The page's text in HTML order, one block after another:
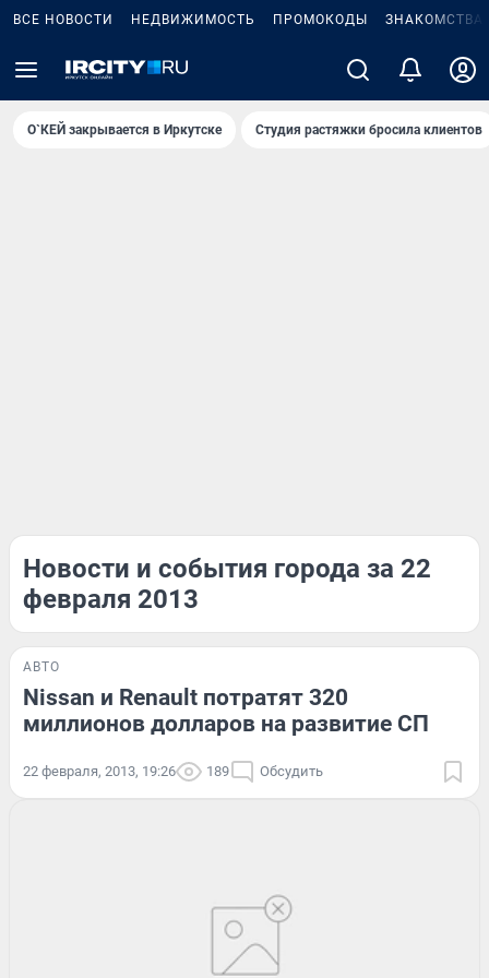
ВСЕ НОВОСТИ НЕДВИЖИМОСТЬ ПРОМОКОДЫ ЗНАКОМСТВА
О`КЕЙ закрывается в Иркутске Студия растяжки бросила клиентов
Новости и события города за 22
февраля 2013
АВТО
Nissan и Renault потратят 320
миллионов долларов на развитие СП
22 февраля, 2013, 19:26 189 Обсудить